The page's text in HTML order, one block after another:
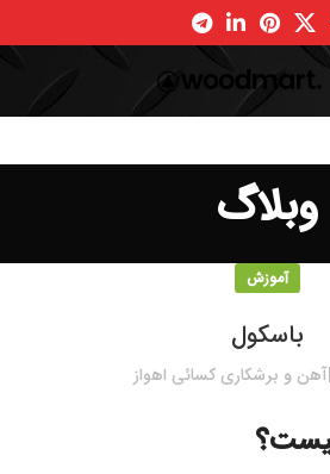
وبلاگ
آموزش
باسکول
|آهن و برشکاری کسائی اهواز